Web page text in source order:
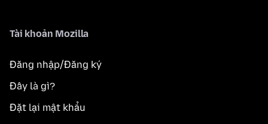
Tài khoản Mozilla
Đăng nhập/Đăng ký
Đây là gì?
Đặt lại mật khẩu